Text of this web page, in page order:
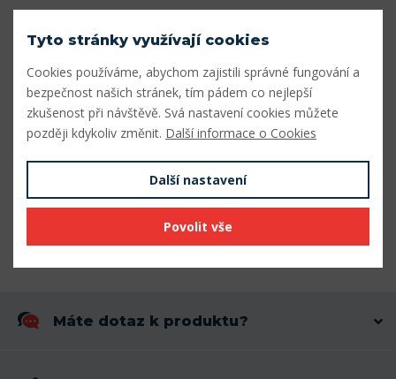
Šířka profilu (mm)
Výška profilu (mm)
Vnitřní délka Li (mm) 9000
Výpočtová délka Lw (mm) 9080
Máte dotaz k produktu?
Tyto stránky využívají cookies
Cookies používáme, abychom zajistili správné fungování a
bezpečnost našich stránek, tím pádem co nejlepší
zkušenost při návštěvě. Svá nastavení cookies můžete
později kdykoliv změnit. Další informace o Cookies
Další nastavení
Povolit vše